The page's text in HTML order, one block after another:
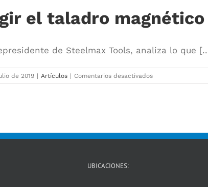
el taladro
de Steelmax Tools, analiza lo que
de 2019 | Artículos | Comentarios desactivadosen
How
UBICACIONES: